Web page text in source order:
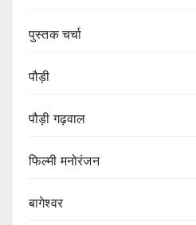
पुस्तक चर्चा
पौड़ी
पौड़ी गढ़वाल
फिल्मी मनोरंजन
बागेश्वर